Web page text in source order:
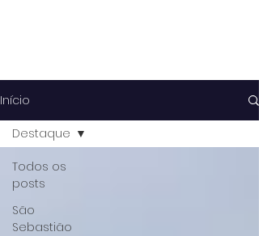
Início
Todos os
posts
São
Sebastião
Destaque